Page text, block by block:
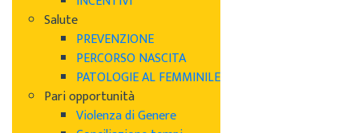
Salute
PREVENZIONE
PERCORSO NASCITA
PATOLOGIE AL FEMMINILE
Pari opportunità
Violenza di Genere